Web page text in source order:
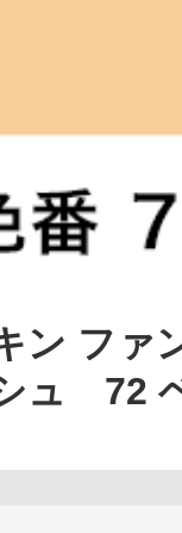
達紹介サ
ン ファ
ュ 72